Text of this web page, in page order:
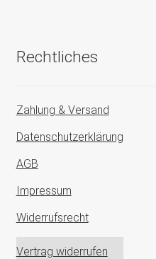
Rechtliches
Zahlung & Versand
Datenschutzerklärung
AGB
Impressum
Widerrufsrecht
Vertrag widerrufen